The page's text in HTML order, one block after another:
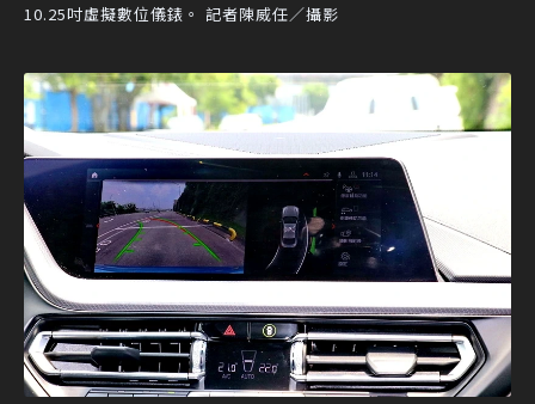
10.25吋虛擬數位儀錶。 記者陳威任／攝影